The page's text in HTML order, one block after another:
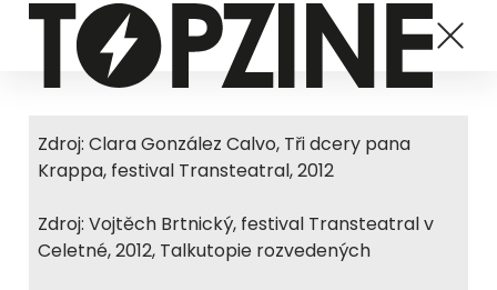
Zdroj: Clara González Calvo, Tři dcery pana
Krappa, festival Transteatral, 2012
Zdroj: Vojtěch Brtnický, festival Transteatral v
Celetné, 2012, Talkutopie rozvedených